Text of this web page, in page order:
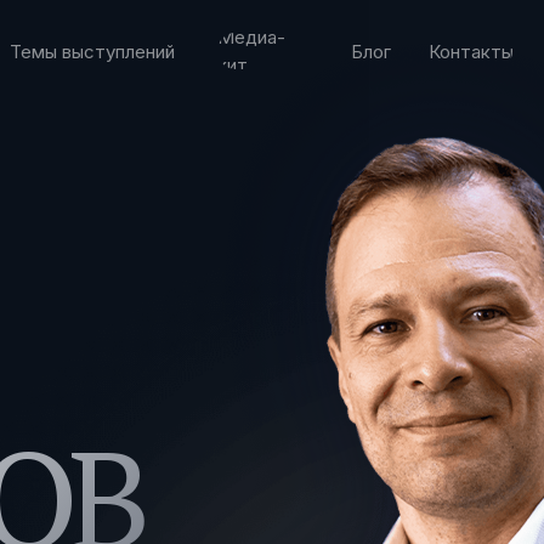
Контакты
Блог
Медиа-
кит
Темы выступлений